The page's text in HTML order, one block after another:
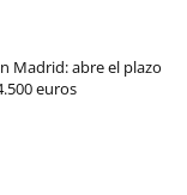
Madrid: abre el plazo
euros